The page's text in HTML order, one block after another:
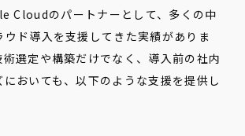
Cloudのパートナーとして、多くの中
ド導入を支援してきた実績がありま
選定や構築だけでなく、導入前の社内
おいても、以下のような支援を提供し